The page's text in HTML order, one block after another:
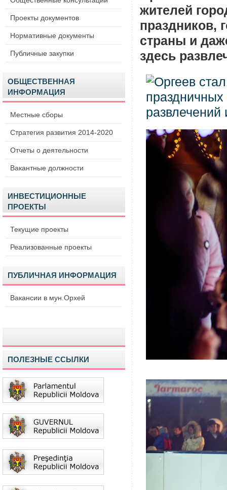
Проекты документов
Нормативные документы
Публичные закупки
ОБЩЕСТВЕННАЯ
ИНФОРМАЦИЯ
Местные сборы
Стратегия развития 2014-2020
Отчеты о деятельности
Вакантные должности
ИНВЕСТИЦИОННЫЕ
ПРОЕКТЫ
Текущие проекты
Реализованные проекты
ПУБЛИЧНАЯ ИНФОРМАЦИЯ
Вакансии в мун.Орхей
ПОЛЕЗНЫЕ ССЫЛКИ
жителей
праздников,
страны и
здесь